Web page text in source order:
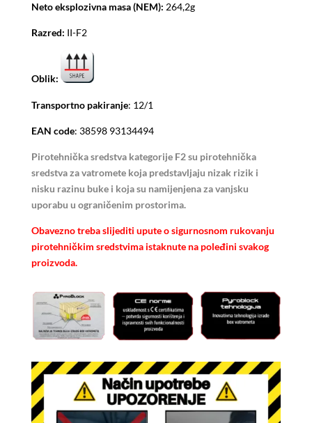
Neto eksplozivna masa (NEM): 264,2g
Razred: II-F2
Oblik:
Transportno pakiranje: 12/1
EAN code: 38598 93134494
Pirotehnička sredstva kategorije F2 su pirotehnička
sredstva za vatromete koja predstavljaju nizak rizik i
nisku razinu buke i koja su namijenjena za vanjsku
uporabu u ograničenim prostorima.
Obavezno treba slijediti upute o sigurnosnom rukovanju
pirotehničkim sredstvima istaknute na poleđini svakog
proizvoda.